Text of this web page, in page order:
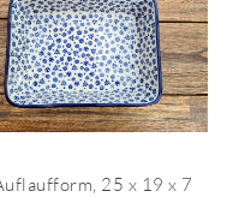
25 x 19 x 7